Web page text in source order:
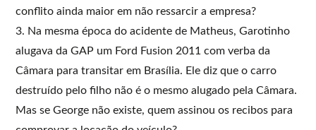
conflito ainda maior em não ressarcir a empresa?
3. Na mesma época do acidente de Matheus, Garotinho
alugava da GAP um Ford Fusion 2011 com verba da
Câmara para transitar em Brasília. Ele diz que o carro
destruído pelo filho não é o mesmo alugado pela Câmara.
Mas se George não existe, quem assinou os recibos para